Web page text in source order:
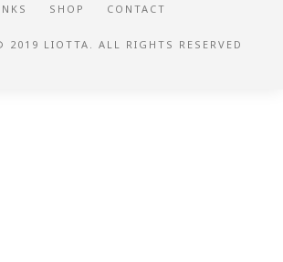
SHOP CONTACT
2019 LIOTTA. ALL RIGHTS RESERVED